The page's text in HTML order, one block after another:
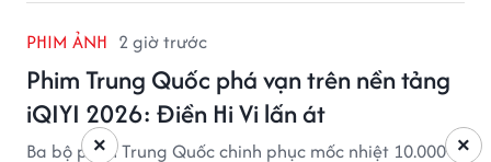
PHIM ẢNH 2 giờ trước
Phim Trung Quốc phá vạn trên nền tảng
iQIYI 2026: Điền Hi Vi lấn át
Ba bộ phim Trung Quốc chinh phục mốc nhiệt 10.000 ×
×